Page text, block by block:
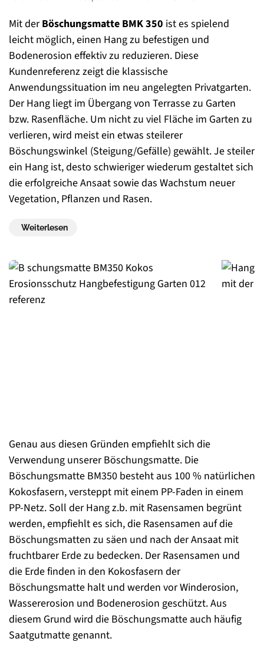
Mit derBöschungsmatte BMK 350 ist es spielend
leicht möglich, einen Hang zu befestigen und
Bodenerosion effektiv zu reduzieren. Diese
Kundenreferenz zeigt die klassische
Anwendungssituation im neu angelegten Privatgarten.
Der Hang liegt im Übergang von Terrasse zu Garten
bzw. Rasenfläche. Um nicht zu viel Fläche im Garten zu
verlieren, wird meist ein etwas steilerer
Böschungswinkel (Steigung/Gefälle) gewählt. Je steiler
ein Hang ist, desto schwieriger wiederum gestaltet sich
die erfolgreiche Ansaat sowie das Wachstum neuer
Vegetation, Pflanzen und Rasen.
Weiterlesen
Genau aus diesen Gründen empfiehlt sich die
Verwendung unserer Böschungsmatte. Die
Böschungsmatte BM350 besteht aus 100 % natürlichen
Kokosfasern, versteppt mit einem PP-Faden in einem
PP-Netz. Soll der Hang z.b. mit Rasensamen begrünt
werden, empfiehlt es sich, die Rasensamen auf die
Böschungsmatten zu säen und nach der Ansaat mit
fruchtbarer Erde zu bedecken. Der Rasensamen und
die Erde finden in den Kokosfasern der
Böschungsmatte halt und werden vor Winderosion,
Wassererosion und Bodenerosion geschützt. Aus
diesem Grund wird die Böschungsmatte auch häufig
Saatgutmatte genannt.